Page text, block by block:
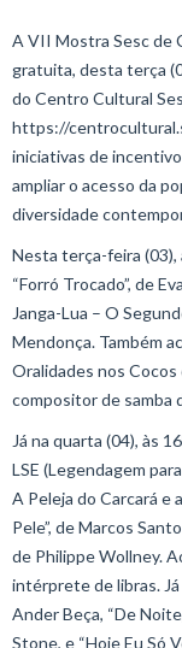
A VII Mostra Sesc de
gratuita, desta terça
do Centro Cultural
https://
iniciativas de
ampliar o acesso da
diversidade
Nesta terça-feira (03),
“Forró Trocado”, de
Janga-Lua – O
Mendonça. Também
Oralidades nos Cocos
compositor de samba
Já na quarta (04), às
LSE (Legendagem
A Peleja do Carcará e
Pele”, de Marcos
de Philippe Wollney.
intérprete de libras. Já
Ander Beça, “De
Stone, e “Hoje Eu Só